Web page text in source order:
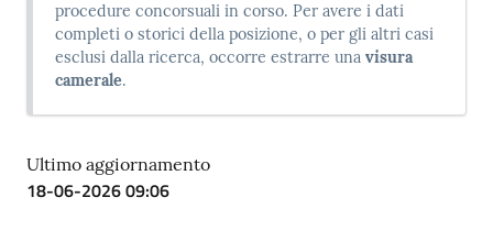
procedure concorsuali in corso. Per avere i dati
completi o storici della posizione, o per gli altri casi
esclusi dalla ricerca, occorre estrarre unavisura
camerale.
Ultimo aggiornamento
18-06-2026 09:06